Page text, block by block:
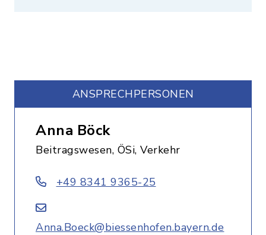
ANSPRECHPERSONEN
Anna Böck
Beitragswesen, ÖSi, Verkehr
+49 8341 9365-25
Anna.Boeck@biessenhofen.bayern.de